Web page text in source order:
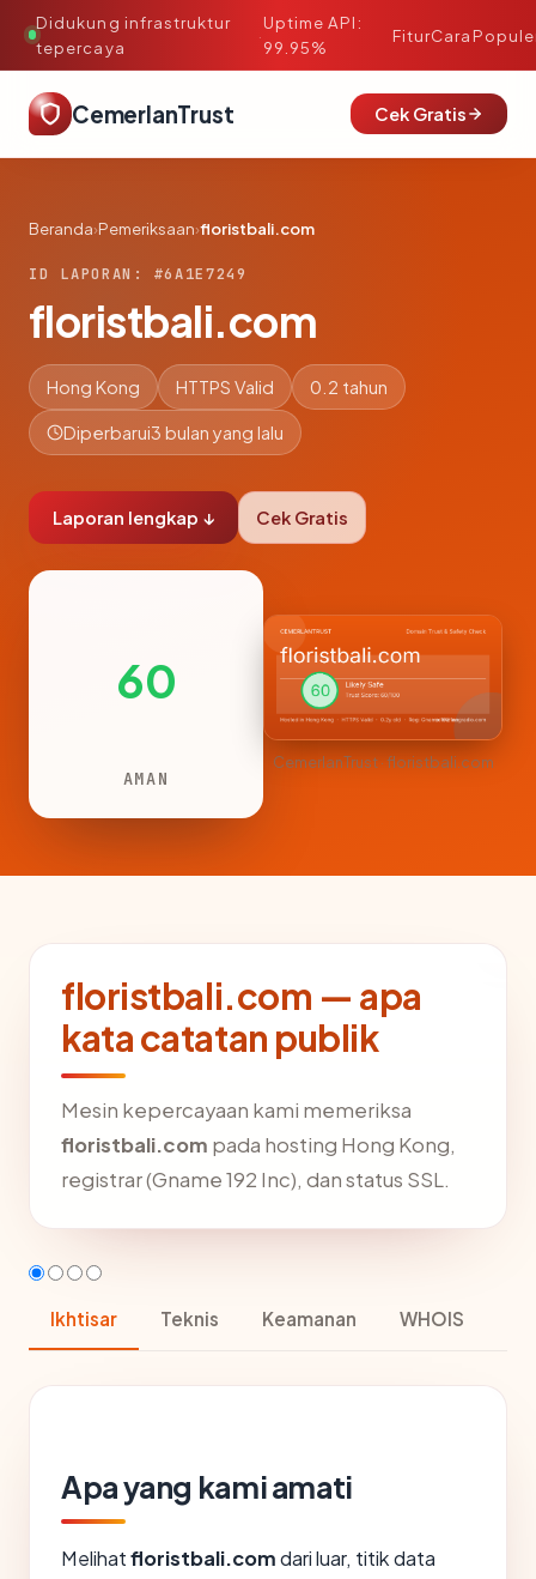
Didukung infrastruktur
tepercaya
·
Uptime API:
99.95%
FiturCara
CemerlanTrust Cek Gratis
Beranda›Pemeriksaan›floristbali.com
ID LAPORAN: #6A1E7249
floristbali.com
Hong Kong HTTPS Valid 0.2 tahun
Diperbarui3 bulan yang lalu
Laporan lengkap ↓ Cek Gratis
60
AMAN
CemerlanTrust · floristbali.com
floristbali.com — apa
kata catatan publik
Mesin kepercayaan kami memeriksa
floristbali.com pada hosting Hong Kong,
registrar (Gname 192 Inc), dan status SSL.
Ikhtisar Teknis Keamanan WHOIS
Apa yang kami amati
Melihatfloristbali.comdari luar, titik data